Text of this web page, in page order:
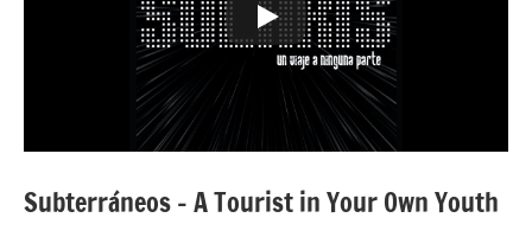
Subterráneos – A Tourist in Your Own Youth